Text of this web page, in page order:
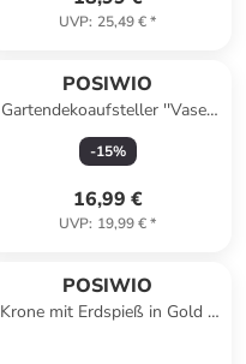
UVP: 25,49 €*
POSIWIO
Gartendekoaufsteller ''Vase''
in Orange - (B)14 x (H)37 x
(T)7 cm
-15%
16,99 €
UVP: 19,99 €*
POSIWIO
Krone mit Erdspieß in Gold -